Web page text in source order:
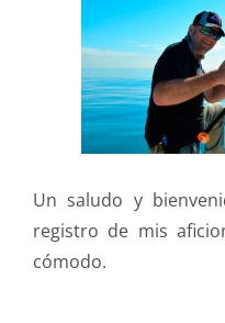
Un saludo y
registro de mis
cómodo.